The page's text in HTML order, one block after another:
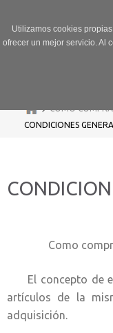
Utilizamos cookies
ofrecer un mejor servicio. Al
>CÓMO
CONDICIONES
Como
El concepto de
artículos de la
adquisición.